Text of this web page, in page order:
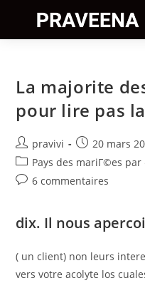
content
La majorite
pour lire pas
Auteur/autrice
de
la
publication :
pravivi
Post
published:
20 mars
Post
category:
Pays des mariГ©es
Post6 commentaires
dix. Il nous
( un client) non leurs
vers votre acolyte los